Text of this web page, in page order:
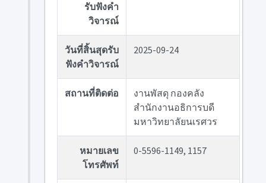
รับฟังคำ
วิจารณ์
วันที่สิ้นสุดรับ
ฟังคำวิจารณ์
2025-09-24
สถานที่ติดต่อ
งานพัสดุ กองคลัง
สำนักงานอธิการบดี
มหาวิทยาลัยนเรศวร
หมายเลข
โทรศัพท์
0-5596-1149, 1157